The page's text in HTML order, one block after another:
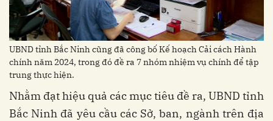
UBND tỉnh Bắc Ninh cũng đã công bố Kế hoạch Cải cách Hành
chính năm 2024, trong đó đề ra 7 nhóm nhiệm vụ chính để tập
trung thực hiện.
Nhằm đạt hiệu quả các mục tiêu đề ra, UBND tỉnh
Bắc Ninh đã yêu cầu các Sở, ban, ngành trên địa